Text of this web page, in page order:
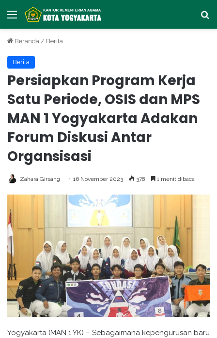
Menu
Beranda / Berita
Berita
Persiapkan Program Kerja
Satu Periode, OSIS dan MPS
MAN 1 Yogyakarta Adakan
Forum Diskusi Antar
Organsisasi
Zahara Girsang 16 November 2023 378 1 menit dibaca
Yogyakarta (MAN 1 YK) – Sebagaimana kepengurusan baru